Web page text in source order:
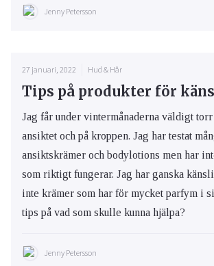
Jenny Petersson
27 januari, 2022 Hud & Hår
Tips på produkter för
Jag får under vintermånaderna väldigt torr
ansiktet och på kroppen. Jag har testat
ansiktskrämer och bodylotions men har
som riktigt fungerar. Jag har ganska
inte krämer som har för mycket parfym i
tips på vad som skulle kunna hjälpa?
Jenny Petersson